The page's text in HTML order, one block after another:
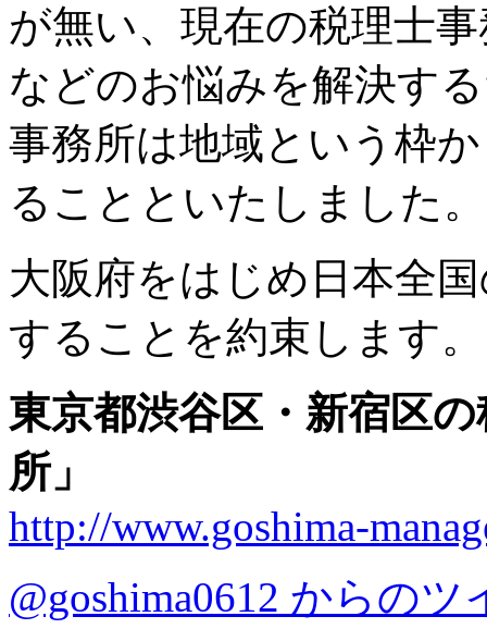
が無い、現在の税理士
などのお悩みを解決す
事務所は地域という枠
ることといたしました。
大阪府をはじめ日本全
することを約束します。
東京都渋谷区・新宿区
所」
http://www.goshima-
@goshima0612 からのツ